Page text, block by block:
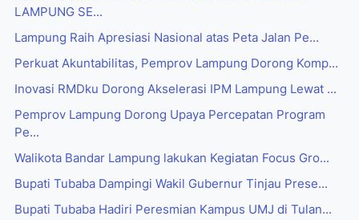
LAMPUNG SE...
Lampung Raih Apresiasi Nasional atas Peta Jalan Pe...
Perkuat Akuntabilitas, Pemprov Lampung Dorong Komp...
Inovasi RMDku Dorong Akselerasi IPM Lampung Lewat ...
Pemprov Lampung Dorong Upaya Percepatan Program
Pe...
Walikota Bandar Lampung lakukan Kegiatan Focus Gro...
Bupati Tubaba Dampingi Wakil Gubernur Tinjau Prese...
Bupati Tubaba Hadiri Peresmian Kampus UMJ di Tulan...